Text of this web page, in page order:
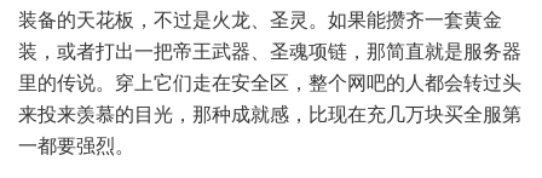
装备的天花板，不过是火龙、圣灵。如果能攒齐一套黄金
装，或者打出一把帝王武器、圣魂项链，那简直就是服务器
里的传说。穿上它们走在安全区，整个网吧的人都会转过头
来投来羡慕的目光，那种成就感，比现在充几万块买全服第
一都要强烈。